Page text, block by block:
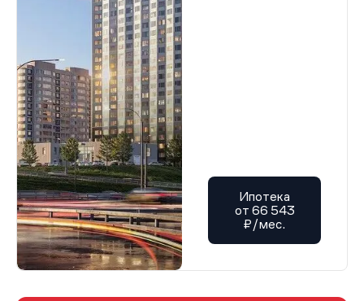
Ипотека
от 66 543
₽/мес.